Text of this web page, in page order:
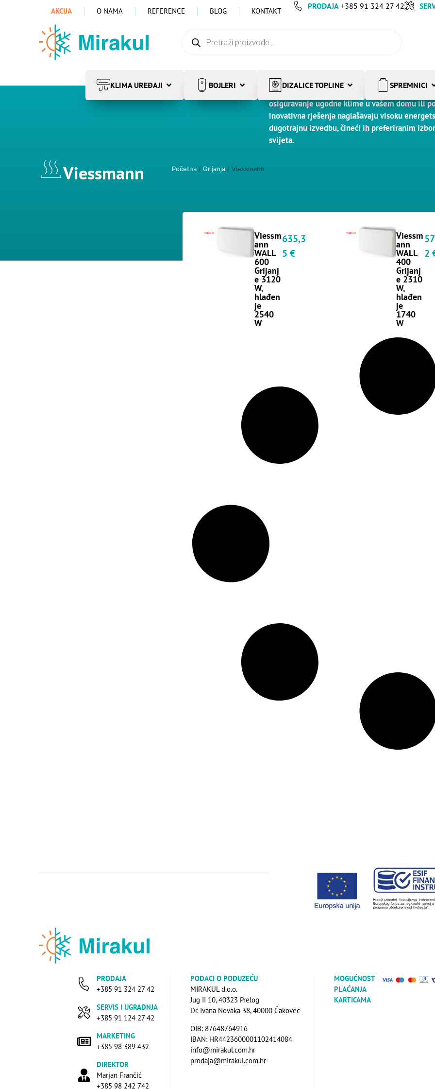
AKCIJA O NAMA REFERENCE BLOG KONTAKT
PRODAJA +385 91 324 27 42
KLIMA UREĐAJI BOJLERI DIZALICE TOPLINE SPREMNICI
Viessmann Početna /Grijanja / Viessmann
Viessmann sustavi grijanja predstavljaju
osiguravanje ugodne klime u vašem domu ili
inovativna rješenja naglašavaju visoku
dugotrajnu izvedbu, čineći ih preferiranim
svijeta.
Viessm
ann
WALL
600
Grijanj
e 3120
W,
hlađen
je
2540
W
635,3
5€
Viessm
ann
WALL
400
Grijanj
e 2310
W,
hlađen
je
1740
W
2
PRODAJA
+385 91 324 27 42
SERVIS I UGRADNJA
+385 91 124 27 42
MARKETING
+385 98 389 432
DIREKTOR
Marjan Frančić
+385 98 242 742
PODACI O PODUZEĆU
MIRAKUL d.o.o.
Jug II 10, 40323 Prelog
Dr. Ivana Novaka 38, 40000 Čakovec
OIB: 87648764916
IBAN: HR4423600001102414084
info@mirakul.com.hr
prodaja@mirakul.com.hr
MOGUĆNOST
PLAĆANJA
KARTICAMA